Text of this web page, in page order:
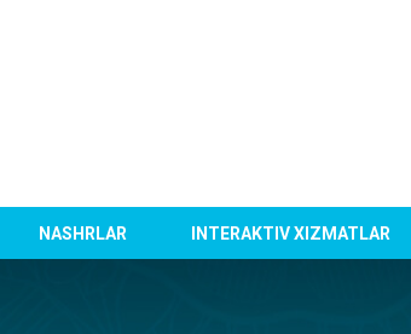
NASHRLAR INTERAKTIV XIZMATLAR